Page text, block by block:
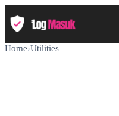
Home›Utilities